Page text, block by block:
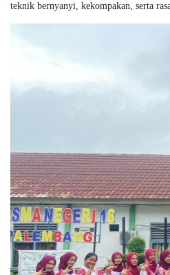
teknik bernyanyi, kekompakan, serta